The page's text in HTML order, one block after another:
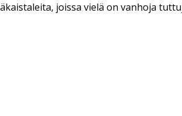
joissa vielä on vanhoja